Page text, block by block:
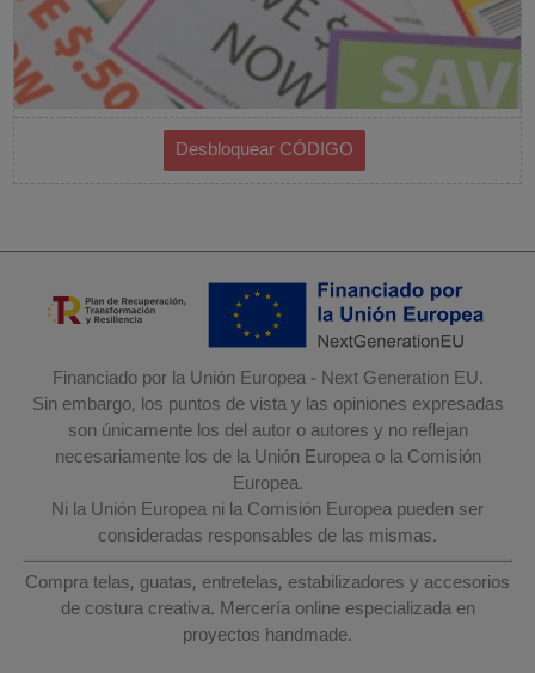
Financiado por la Unión Europea - Next Generation EU.
Sin embargo, los puntos de vista y las opiniones expresadas
son únicamente los del autor o autores y no reflejan
necesariamente los de la Unión Europea o la Comisión
Europea.
Ni la Unión Europea ni la Comisión Europea pueden ser
consideradas responsables de las mismas.
Compra telas, guatas, entretelas, estabilizadores y accesorios
de costura creativa. Mercería online especializada en
proyectos handmade.